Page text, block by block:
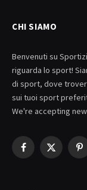
CHI SIAMO
Benvenuti su
riguarda lo sport!
di sport, dove
sui tuoi sport
We're accepting
Facebook
X